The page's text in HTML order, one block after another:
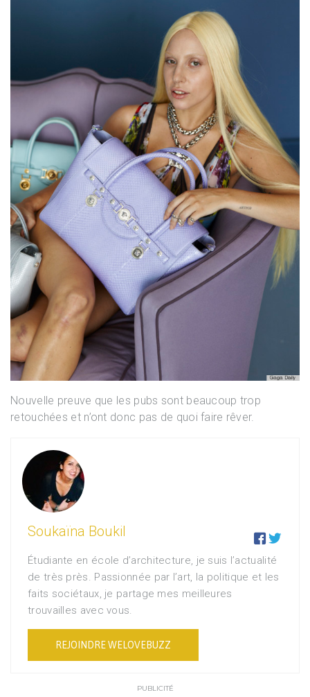
Nouvelle preuve que les pubs sont beaucoup trop
retouchées et n’ont donc pas de quoi faire rêver.
Soukaïna Boukil 

Étudiante en école d’architecture, je suis l’actualité
de très près. Passionnée par l’art, la politique et les
faits sociétaux, je partage mes meilleures
trouvailles avec vous.
REJOINDRE WELOVEBUZZ
PUBLICITÉ